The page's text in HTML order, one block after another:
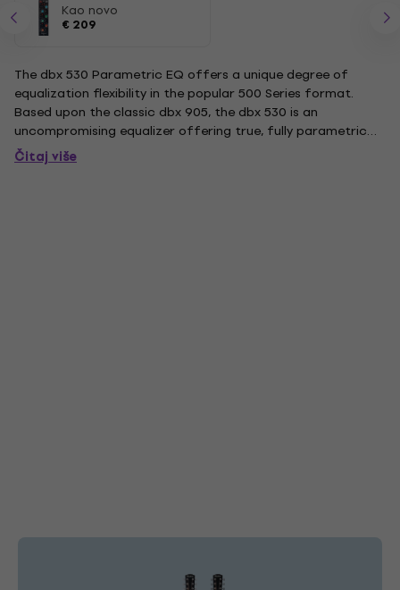
Kao novo
€ 209
The dbx 530 Parametric EQ offers a unique degree of
equalization flexibility in the popular 500 Series format.
Based upon the classic dbx 905, the dbx 530 is an
uncompromising equalizer offering true, fully parametric
operation of all three filter bands! dbx has a much-heralded
history with modular processors dating back to our 900
Čitaj više